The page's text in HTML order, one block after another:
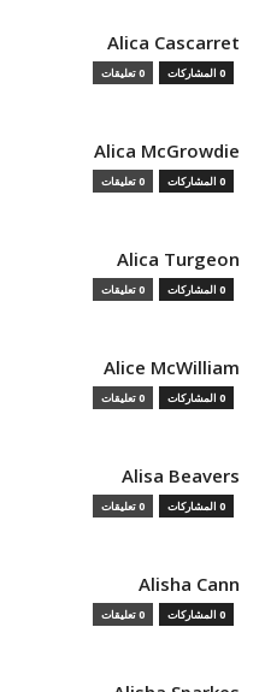
Alica Cascarret
0 المشاركات 0 تعليقات
Alica McGrowdie
0 المشاركات 0 تعليقات
Alica Turgeon
0 المشاركات 0 تعليقات
Alice McWilliam
0 المشاركات 0 تعليقات
Alisa Beavers
0 المشاركات 0 تعليقات
Alisha Cann
0 المشاركات 0 تعليقات